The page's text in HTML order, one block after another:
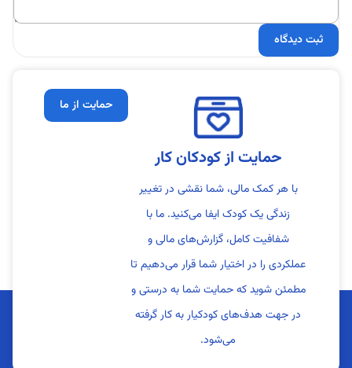
حمایت از کودکان کار
با هر کمک مالی، شما نقشی در تغییر
زندگی یک کودک ایفا می‌کنید. ما با
شفافیت کامل، گزارش‌های مالی و
عملکردی را در اختیار شما قرار می‌دهیم تا
مطمئن شوید که حمایت شما به درستی و
در جهت هدف‌های کودکیار به کار گرفته
می‌شود.
حمایت از ما